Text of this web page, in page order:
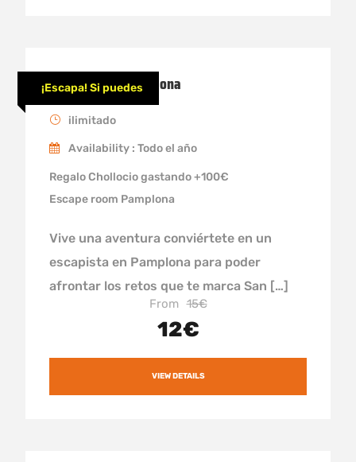
¡Escapa! Si puedes
Escapista en Pamplona
ilimitado
Availability : Todo el año
Regalo Chollocio gastando +100€
Escape room Pamplona
Vive una aventura conviértete en un
escapista en Pamplona para poder
afrontar los retos que te marca San […]
From 15€
12€
VIEW DETAILS